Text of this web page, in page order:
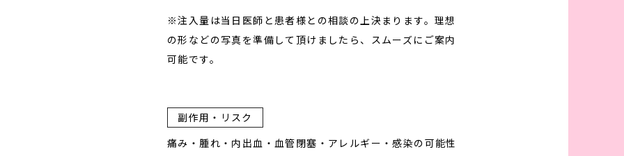
※注入量は当日医師と患者様との相談の上決まります。理想
の形などの写真を準備して頂けましたら、スムーズにご案内
可能です。
副作用・リスク
痛み・腫れ・内出血・血管閉塞・アレルギー・感染の可能性